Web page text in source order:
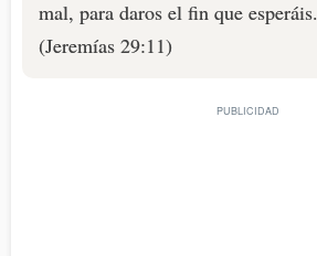
mal, para daros el fin que esperáis.
(Jeremías 29:11)